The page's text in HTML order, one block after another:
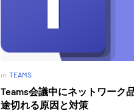
in TEAMS
Teams会議中にネットワーク
途切れる原因と対策